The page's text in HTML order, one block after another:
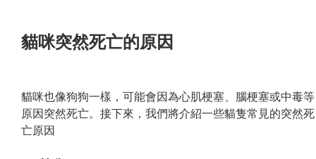
貓咪突然死亡的原因
貓咪也像狗狗一樣，可能會因為心肌梗塞、腦梗塞或中毒等
原因突然死亡。接下來，我們將介紹一些貓隻常見的突然死
亡原因